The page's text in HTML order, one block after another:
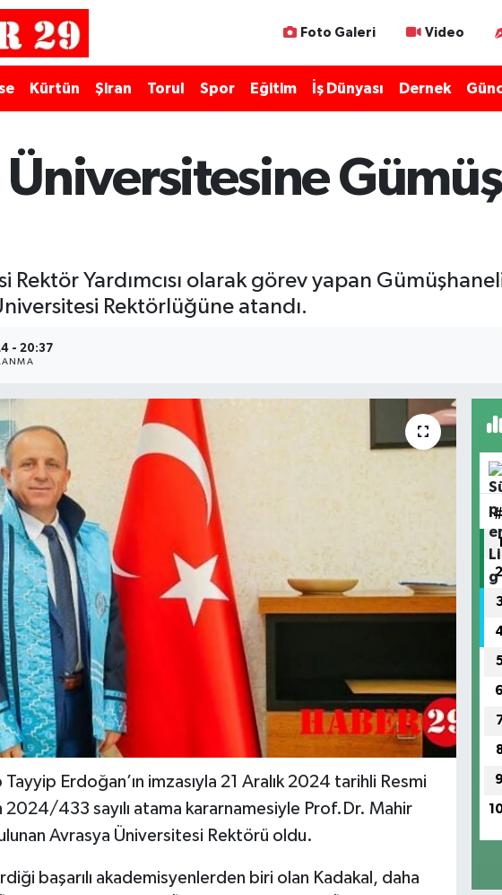
Foto Galeri Video
Kürtün Şiran Torul Spor Eğitim İş Dünyası Dernek
Üniversitesine
Rektör Yardımcısı olarak görev yapan
Rektörlüğüne atandı.
- 20:37
Erdoğan’ın imzasıyla 21 Aralık 2024 tarihli Resmi
2024/433 sayılı atama kararnamesiyle Prof.Dr. Mahir
Avrasya Üniversitesi Rektörü oldu.
başarılı akademisyenlerden biri olan Kadakal, daha